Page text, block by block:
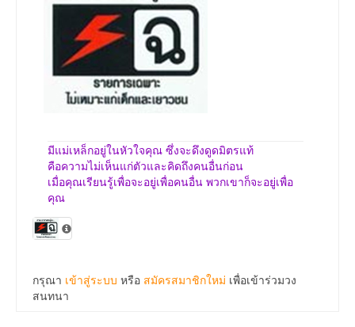
มีแม่เหล็กอยู่ในหัวใจคุณ ซึ่งจะดึงดูดมิตรแท้
คือความไม่เห็นแก่ตัวและคิดถึงคนอื่นก่อน
เมื่อคุณเรียนรู้เพื่อจะอยู่เพื่อคนอื่น พวกเขาก็จะอยู่เพื่อ
คุณ
กรุณา เข้าสู่ระบบ หรือ สมัครสมาชิกใหม่ เพื่อเข้าร่วมวง
สนทนา